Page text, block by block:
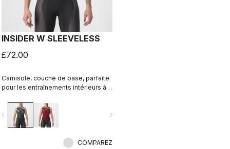
INSIDER W SLEEVELESS
£72.00
Camisole, couche de base, parfaite
pour les entraînements intérieurs à
entraînements sur Zwift ou Peloton,
ou à la salle d’entraînement. Confort
et respirabilité garantis.
navigate_next
COMPAREZ